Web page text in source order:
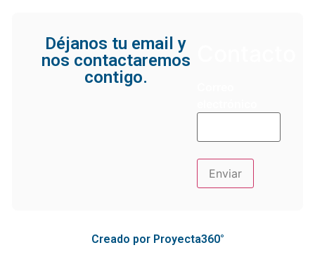
Déjanos tu email y
nos contactaremos
contigo.
Creado por Proyecta360°